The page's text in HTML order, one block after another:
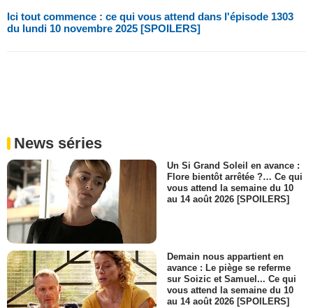
Ici tout commence : ce qui vous attend dans l'épisode 1303
du lundi 10 novembre 2025 [SPOILERS]
News séries
Un Si Grand Soleil en avance :
Flore bientôt arrêtée ?… Ce qui
vous attend la semaine du 10
au 14 août 2026 [SPOILERS]
Demain nous appartient en
avance : Le piège se referme
sur Soizic et Samuel... Ce qui
vous attend la semaine du 10
au 14 août 2026 [SPOILERS]